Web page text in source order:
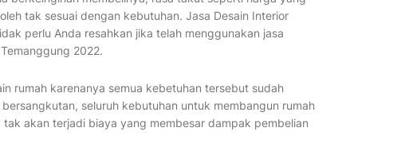
tak sesuai dengan kebutuhan. Jasa Desain Interior
perlu Anda resahkan jika telah menggunakan jasa
2022.
rumah karenanya semua kebetuhan tersebut sudah
seluruh kebutuhan untuk membangun rumah
akan terjadi biaya yang membesar dampak pembelian